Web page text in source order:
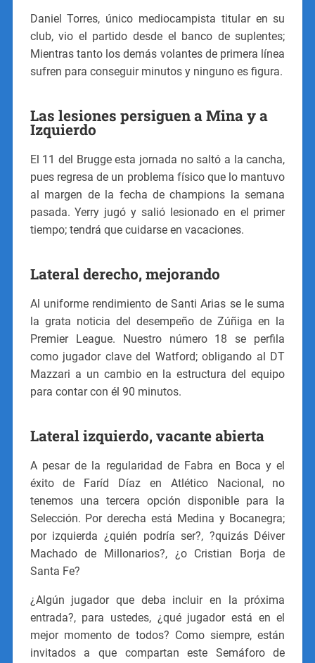
Daniel Torres, único mediocampista titular en su
club, vio el partido desde el banco de suplentes;
Mientras tanto los demás volantes de primera línea
sufren para conseguir minutos y ninguno es figura.
Las lesiones persiguen a Mina y a
Izquierdo
El 11 del Brugge esta jornada no saltó a la cancha,
pues regresa de un problema físico que lo mantuvo
al margen de la fecha de champions la semana
pasada. Yerry jugó y salió lesionado en el primer
tiempo; tendrá que cuidarse en vacaciones.
Lateral derecho, mejorando
Al uniforme rendimiento de Santi Arias se le suma
la grata noticia del desempeño de Zúñiga en la
Premier League. Nuestro número 18 se perfila
como jugador clave del Watford; obligando al DT
Mazzari a un cambio en la estructura del equipo
para contar con él 90 minutos.
Lateral izquierdo, vacante abierta
A pesar de la regularidad de Fabra en Boca y el
éxito de Faríd Díaz en Atlético Nacional, no
tenemos una tercera opción disponible para la
Selección. Por derecha está Medina y Bocanegra;
por izquierda ¿quién podría ser?, ?quizás Déiver
Machado de Millonarios?, ¿o Cristian Borja de
Santa Fe?
¿Algún jugador que deba incluir en la próxima
entrada?, para ustedes, ¿qué jugador está en el
mejor momento de todos? Como siempre, están
invitados a que compartan este Semáforo de